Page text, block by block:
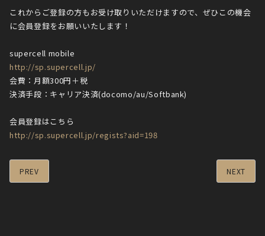
これからご登録の方もお受け取りいただけますので、ぜひこの機会
に会員登録をお願いいたします！
supercell mobile
http://sp.supercell.jp/
会費：月額300円＋税
決済手段：キャリア決済(docomo/au/Softbank)
会員登録はこちら
http://sp.supercell.jp/regists?aid=198
NEXT
PREV